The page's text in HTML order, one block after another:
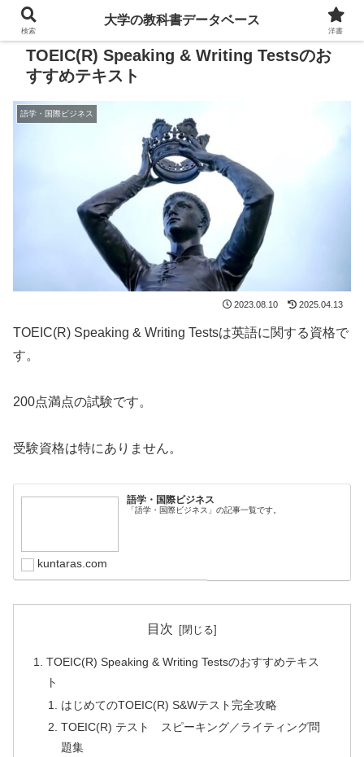
TOEIC(R) Speaking & Writing Testsのお
すすめテキスト
語学・国際ビジネス
2023.08.10 2025.04.13
TOEIC(R) Speaking & Writing Testsは英語に関する資格で
す。
200点満点の試験です。
受験資格は特にありません。
語学・国際ビジネス
「語学・国際ビジネス」の記事一覧です。
kuntaras.com
目次
TOEIC(R) Speaking & Writing Testsのおすすめテキス
ト
はじめてのTOEIC(R) S&Wテスト完全攻略
TOEIC(R) テスト スピーキング／ライティング問
題集
検索
大学の教科書データベース
洋書